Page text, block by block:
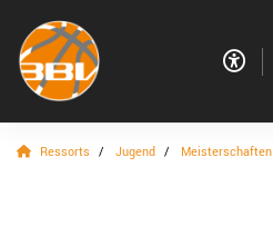
Ressorts Jugend Meisterschaften
VERBAND